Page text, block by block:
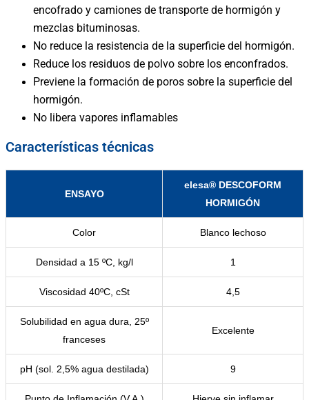
encofrado y camiones de transporte de hormigón y
mezclas bituminosas.
No reduce la resistencia de la superficie del hormigón.
Reduce los residuos de polvo sobre los enconfrados.
Previene la formación de poros sobre la superficie del
hormigón.
No libera vapores inflamables
Características técnicas
ENSAYO
elesa® DESCOFORM
HORMIGÓN
Color Blanco lechoso
Densidad a 15 ºC, kg/l 1
Viscosidad 40ºC, cSt 4,5
Solubilidad en agua dura, 25º
franceses
Excelente
pH (sol. 2,5% agua destilada) 9